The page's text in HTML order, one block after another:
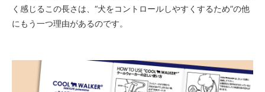
く感じるこの長さは、“犬をコントロールしやすくするため”の他
にもう一つ理由があるのです。